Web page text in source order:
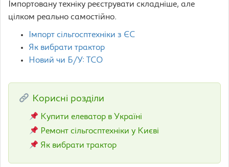
Імпортовану техніку реєструвати складніше, але
цілком реально самостійно.
Імпорт сільгосптехніки з ЄС
Як вибрати трактор
Новий чи Б/У: TCO
Корисні розділи
Купити елеватор в Україні
Ремонт сільгосптехніки у Києві
Як вибрати трактор